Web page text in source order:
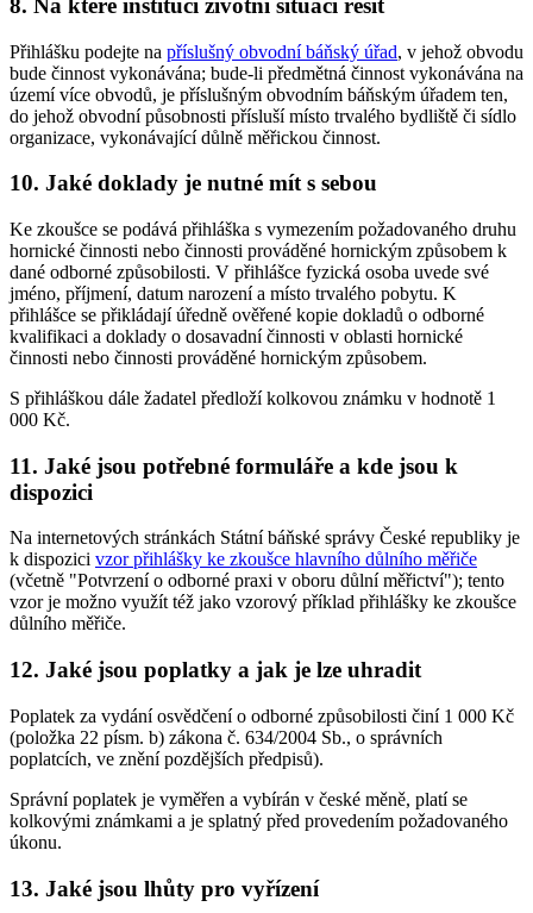
8. Na které instituci životní situaci řešit
Přihlášku podejte na příslušný obvodní báňský úřad, v jehož obvodu
bude činnost vykonávána; bude-li předmětná činnost vykonávána na
území více obvodů, je příslušným obvodním báňským úřadem ten,
do jehož obvodní působnosti přísluší místo trvalého bydliště či sídlo
organizace, vykonávající důlně měřickou činnost.
10. Jaké doklady je nutné mít s sebou
Ke zkoušce se podává přihláška s vymezením požadovaného druhu
hornické činnosti nebo činnosti prováděné hornickým způsobem k
dané odborné způsobilosti. V přihlášce fyzická osoba uvede své
jméno, příjmení, datum narození a místo trvalého pobytu. K
přihlášce se přikládají úředně ověřené kopie dokladů o odborné
kvalifikaci a doklady o dosavadní činnosti v oblasti hornické
činnosti nebo činnosti prováděné hornickým způsobem.
S přihláškou dále žadatel předloží kolkovou známku v hodnotě 1
000 Kč.
11. Jaké jsou potřebné formuláře a kde jsou k
dispozici
Na internetových stránkách Státní báňské správy České republiky je
k dispozici vzor přihlášky ke zkoušce hlavního důlního měřiče
(včetně "Potvrzení o odborné praxi v oboru důlní měřictví"); tento
vzor je možno využít též jako vzorový příklad přihlášky ke zkoušce
důlního měřiče.
12. Jaké jsou poplatky a jak je lze uhradit
Poplatek za vydání osvědčení o odborné způsobilosti činí 1 000 Kč
(položka 22 písm. b) zákona č. 634/2004 Sb., o správních
poplatcích, ve znění pozdějších předpisů).
Správní poplatek je vyměřen a vybírán v české měně, platí se
kolkovými známkami a je splatný před provedením požadovaného
úkonu.
13. Jaké jsou lhůty pro vyřízení